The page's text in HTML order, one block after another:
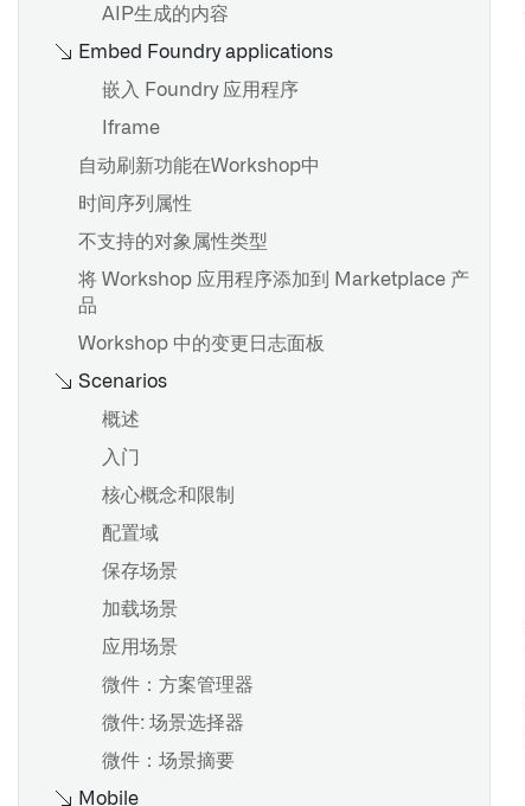
AIP生成的内容
Embed Foundry applications
嵌入 Foundry 应用程序
Iframe
自动刷新功能在Workshop中
时间序列属性
不支持的对象属性类型
将 Workshop 应用程序添加到 Marketplace 产
品
Workshop 中的变更日志面板
Scenarios
概述
入门
核心概念和限制
配置域
保存场景
加载场景
应用场景
微件：方案管理器
微件: 场景选择器
微件：场景摘要
Mobile